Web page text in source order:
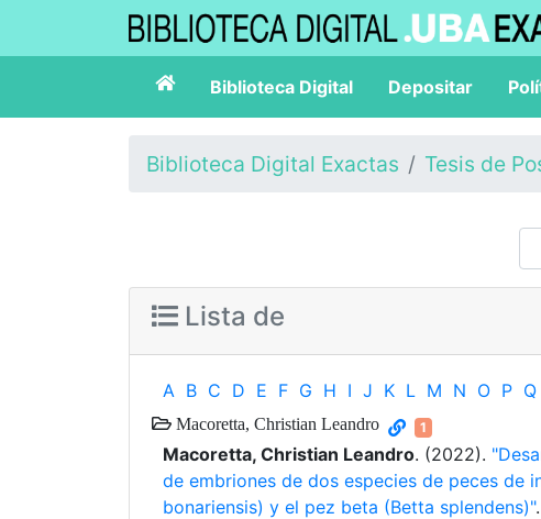
Biblioteca Digital Depositar
Biblioteca Digital Exactas Tesis de
Lista de
A B C D E F G H I J K L M N O P Q
Macoretta, Christian Leandro 1
Macoretta, Christian Leandro. (2022).
de embriones de dos especies de peces de
bonariensis) y el pez beta (Betta splendens)"